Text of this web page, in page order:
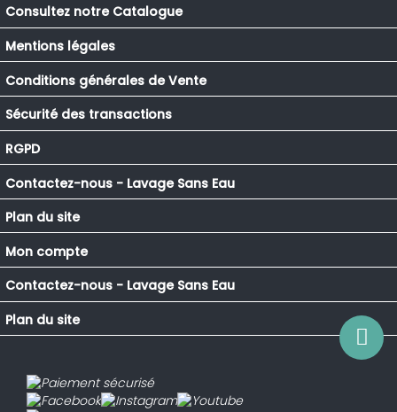
Consultez notre Catalogue
Mentions légales
Conditions générales de Vente
Sécurité des transactions
RGPD
Contactez-nous - Lavage Sans Eau
Plan du site
Mon compte
Contactez-nous - Lavage Sans Eau
Plan du site